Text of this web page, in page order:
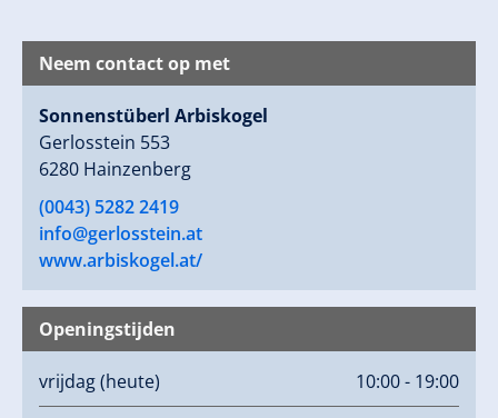
een welverdiende pauze nemen en genieten van de
zon met een glühwein, bier of schnapsl.
Gerda en haar team kijken ernaar uit om jullie te
verwelkomen!
Neem contact op met
Sonnenstüberl Arbiskogel
Gerlosstein 553
6280 Hainzenberg
(0043) 5282 2419
info@gerlosstein.at
www.arbiskogel.at/
Openingstijden
vrijdag(heute) 10:00 - 19:00